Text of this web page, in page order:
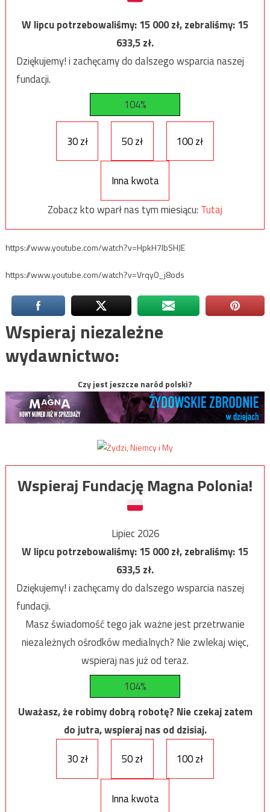
W lipcu potrzebowaliśmy:15 000zł, zebraliśmy:15
633,5zł.
Dziękujemy! i zachęcamy do dalszego wsparcia naszej
fundacji.
104%
30 zł 50 zł 100 zł
Inna kwota
Zobacz kto wparł nas tym miesiącu: Tutaj
https://www.youtube.com/watch?v=HpkH7lbSHJE
https://www.youtube.com/watch?v=Vrqy0_j8ods
Wspieraj niezależne
wydawnictwo:
Czy jest jeszcze naród polski?
Wspieraj Fundację Magna Polonia!
Lipiec 2026
W lipcu potrzebowaliśmy:15 000zł, zebraliśmy:15
633,5zł.
Dziękujemy! i zachęcamy do dalszego wsparcia naszej
fundacji.
Masz świadomość tego jak ważne jest przetrwanie
niezależnych ośrodków medialnych? Nie zwlekaj więc,
wspieraj nas już od teraz.
104%
Uważasz, że robimy dobrą robotę? Nie czekaj zatem
do jutra, wspieraj nas od dzisiaj.
30 zł
50 zł 100 zł
Inna kwota